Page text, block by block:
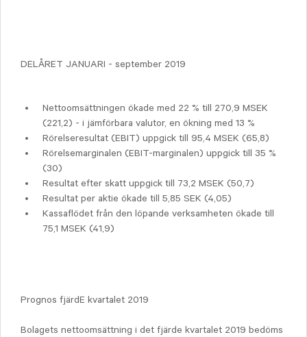
DELÅRET JANUARI - september 2019
Nettoomsättningen ökade med 22 % till 270,9 MSEK
(221,2) - i jämförbara valutor, en ökning med 13 %
Rörelseresultat (EBIT) uppgick till 95,4 MSEK (65,8)
Rörelsemarginalen (EBIT-marginalen) uppgick till 35 %
(30)
Resultat efter skatt uppgick till 73,2 MSEK (50,7)
Resultat per aktie ökade till 5,85 SEK (4,05)
Kassaflödet från den löpande verksamheten ökade till
75,1 MSEK (41,9)
Prognos fjärdE kvartalet 2019
Bolagets nettoomsättning i det fjärde kvartalet 2019 bedöms